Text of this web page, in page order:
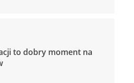
to dobry moment na